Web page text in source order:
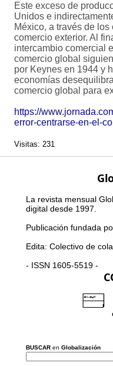
Este exceso de
Unidos e
México, a través de los
comercio exterior. Al
intercambio comercial
comercio global
por Keynes en 1944 y
economías
comercio global para
https://
error-centrarse-en-el-
Visitas: 231
La revista mensual
digital desde 1997.
Publicación fundada
Edita: Colectivo de
- ISSN 1605-5519 -
BUSCAR en Globalización